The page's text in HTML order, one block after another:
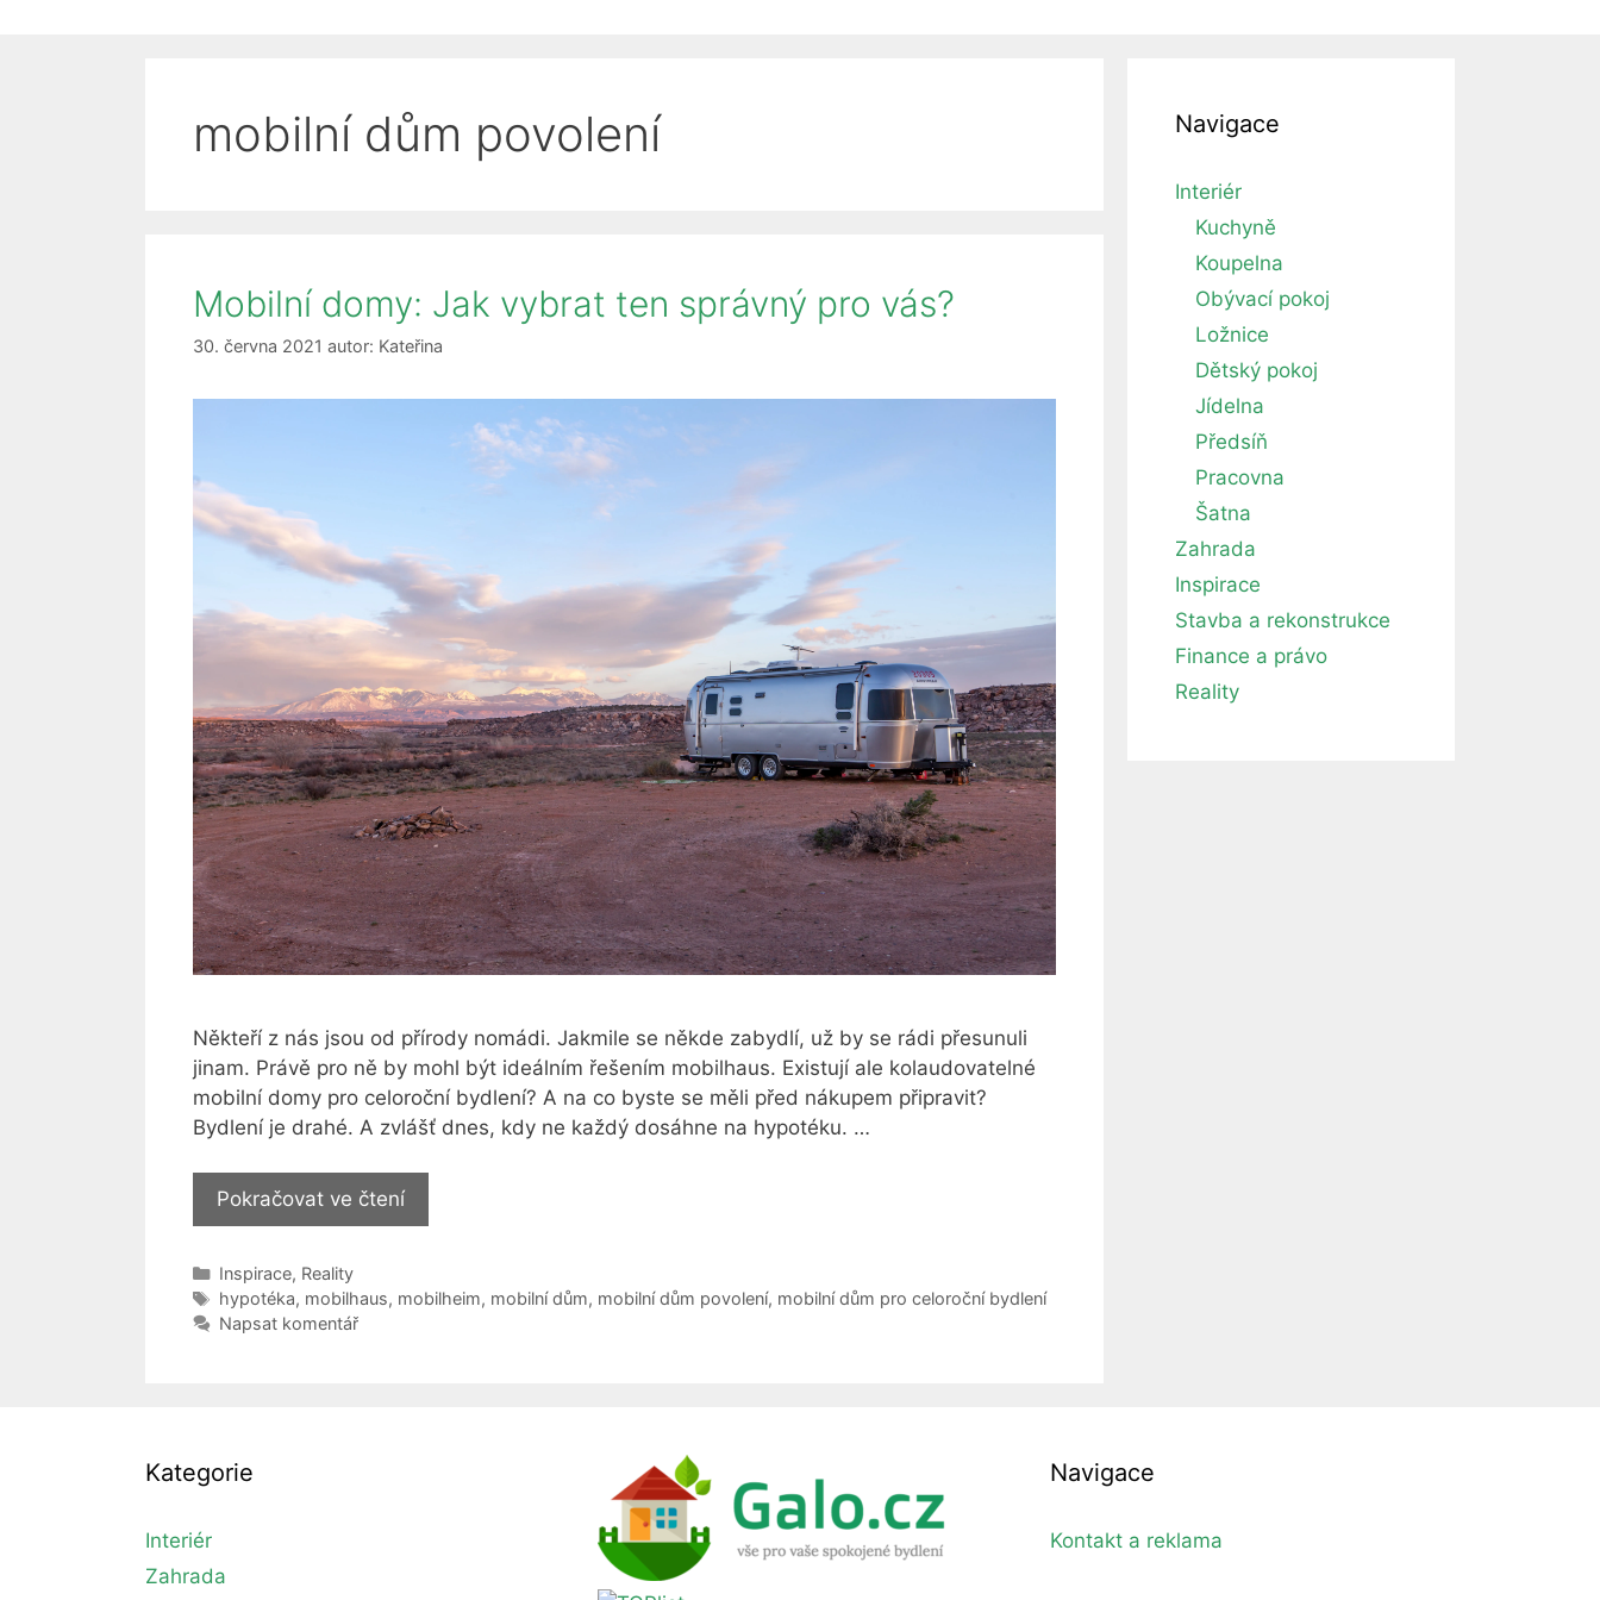
mobilní dům povolení
Mobilní domy: Jak vybrat ten správný pro vás?
30. června 2021 autor: Kateřina
Někteří z nás jsou od přírody nomádi. Jakmile se někde zabydlí, už by se rádi přesunuli
jinam. Právě pro ně by mohl být ideálním řešením mobilhaus. Existují ale kolaudovatelné
mobilní domy pro celoroční bydlení? A na co byste se měli před nákupem připravit?
Bydlení je drahé. A zvlášť dnes, kdy ne každý dosáhne na hypotéku. …
Pokračovat ve čteníMobilní
domy:
vybrat
Rubriky
Inspirace, Reality
Štítky
hypotéka, mobilhaus, mobilheim, mobilní dům, mobilní dům povolení, mobilní dům pro celoroční bydlení
Napsat komentář
Navigace
Interiér
Kuchyně
Koupelna
Obývací pokoj
Ložnice
Dětský pokoj
Jídelna
Předsíň
Pracovna
Šatna
Zahrada
Inspirace
Stavba a rekonstrukce
Finance a právo
Reality
Kategorie
Interiér
Zahrada
Navigace
Kontakt a reklama